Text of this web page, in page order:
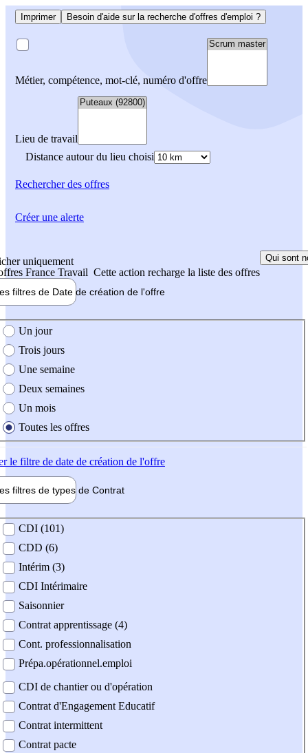
Imprimer Besoin d'aide sur la recherche d'offres d'emploi ?
Métier, compétence, mot-clé, numéro d'offre
Lieu de travail
Distance autour du lieu choisi
Rechercherdes offres
uniquement
France Travail Cette action recharge la liste des offres
Qui sont
filtres de Date de création de l'offre
création de l'offre
Un jour
Trois jours
Une semaine
Deux semaines
Un mois
Toutes les offres
le filtre de date de création de l'offre
filtres de types de Contrat
contrat
CDI (101)
CDD (6)
Intérim (3)
CDI Intérimaire
Saisonnier
Contrat apprentissage (4)
Cont. professionnalisation
Prépa.opérationnel.emploi
CDI de chantier ou d'opération
Contrat d'Engagement Educatif
Contrat intermittent
Contrat pacte
Créer une alerte